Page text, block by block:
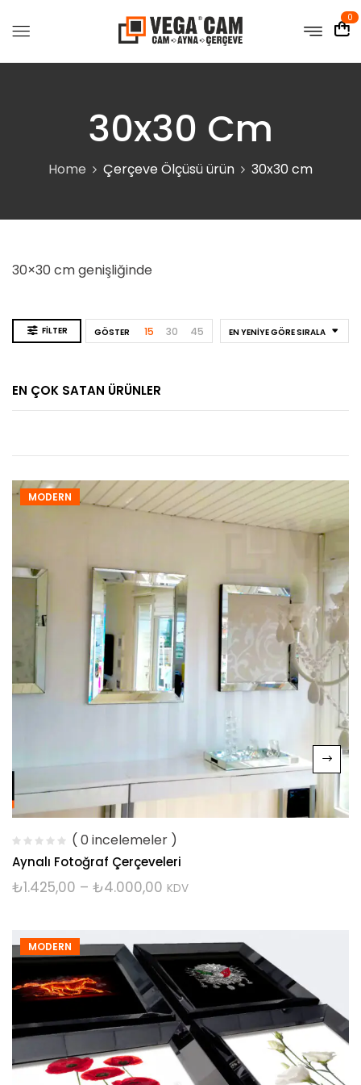
0
30x30 Cm
Home Çerçeve Ölçüsü ürün 30x30 cm
30×30 cm genişliğinde
FILTER EN YENIYE GÖRE SIRALA
GÖSTER 15 30 45
EN ÇOK SATAN ÜRÜNLER
MODERN
( 0 incelemeler )
Aynalı Fotoğraf Çerçeveleri
₺1.425,00 – ₺4.000,00 KDV
MODERN